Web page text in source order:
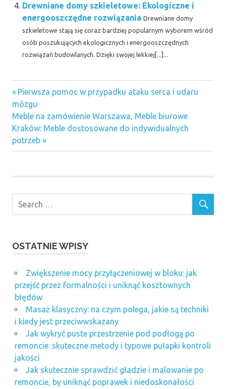
Drewniane domy szkieletowe: Ekologiczne i
energooszczędne rozwiązania Drewniane domy
szkieletowe stają się coraz bardziej popularnym wyborem wśród
osób poszukujących ekologicznych i energooszczędnych
rozwiązań budowlanych. Dzięki swojej lekkiej[...]...
Nawigacja
wpisu
Previous
Post:
Pierwsza pomoc w przypadku ataku serca i udaru
mózgu
Next
Post:
Meble na zamówienie Warszawa, Meble biurowe
Kraków: Meble dostosowane do indywidualnych
potrzeb
OSTATNIE WPISY
Zwiększenie mocy przyłączeniowej w bloku: jak
przejść przez formalności i uniknąć kosztownych
błędów
Masaż klasyczny: na czym polega, jakie są techniki
i kiedy jest przeciwwskazany
Jak wykryć puste przestrzenie pod podłogą po
remoncie: skuteczne metody i typowe pułapki kontroli
jakości
Jak skutecznie sprawdzić gładzie i malowanie po
remoncie, by uniknąć poprawek i niedoskonałości